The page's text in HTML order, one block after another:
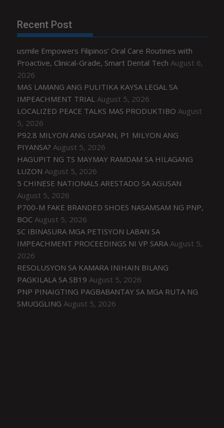
Recent Post
usmile Empowers Filipinos’ Oral Care Routines with
Proactive, Clinical-Grade, Smart Dental Tech August 6,
2026
MAS LAMANG ANG PULITIKA KAYSA LEGAL SA
IMPEACHMENT TRIAL August 5, 2026
LOCALIZED PEACE TALKS MAS PRODUKTIBO August
5, 2026
P92.8 MILYON ANG USAPAN, P1 MILYON ANG
PIYANSA? August 5, 2026
HAGUPIT NG TS MAYMAY RAMDAM SA HILAGANG
LUZON August 5, 2026
5 CHINESE NATIONALS ARESTADO SA AGUSAN
August 5, 2026
P700-M FAKE BRANDED SHOES NASAMSAM NG PNP,
BOC August 5, 2026
SC IBINASURA MGA PETISYON LABAN SA
IMPEACHMENT PROCEEDINGS NI VP SARA August 5,
2026
RESOLUSYON SA KAMARA INIHAIN BILANG
PAGKILALA SA SB19 August 5, 2026
PNP PINAIGTING PAGBABANTAY SA MGA RUTA NG
SMUGGLING August 5, 2026